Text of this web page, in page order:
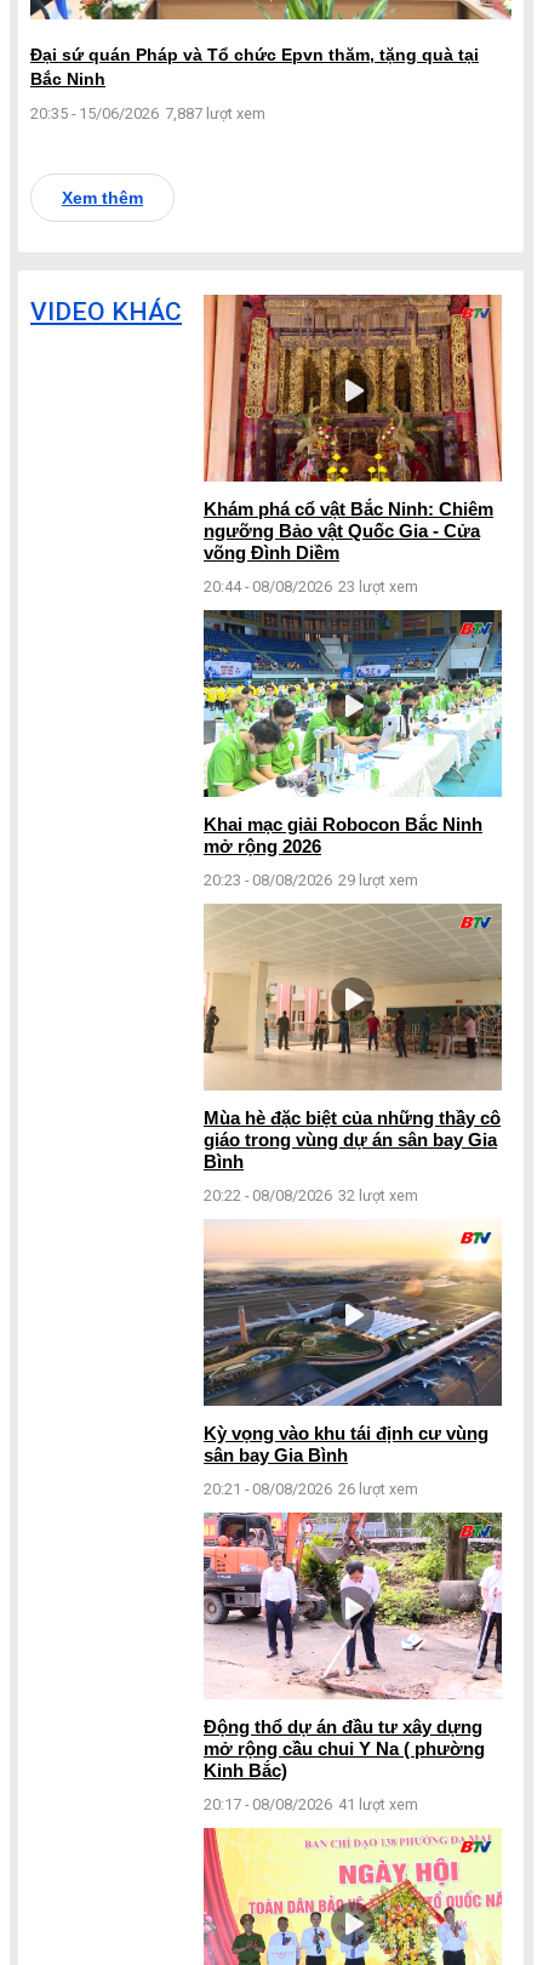
Đại sứ quán Pháp và Tổ chức Epvn thăm, tặng quà tại
Bắc Ninh
20:35 - 15/06/2026 7,887 lượt xem
Xem thêm
VIDEO KHÁC
Khám phá cổ vật Bắc Ninh: Chiêm
ngưỡng Bảo vật Quốc Gia - Cửa
võng Đình Diềm
20:44 - 08/08/2026 23 lượt xem
Khai mạc giải Robocon Bắc Ninh
mở rộng 2026
20:23 - 08/08/2026 29 lượt xem
Mùa hè đặc biệt của những thầy cô
giáo trong vùng dự án sân bay Gia
Bình
20:22 - 08/08/2026 32 lượt xem
Kỳ vọng vào khu tái định cư vùng
sân bay Gia Bình
20:21 - 08/08/2026 26 lượt xem
Động thổ dự án đầu tư xây dựng
mở rộng cầu chui Y Na ( phường
Kinh Bắc)
20:17 - 08/08/2026 41 lượt xem